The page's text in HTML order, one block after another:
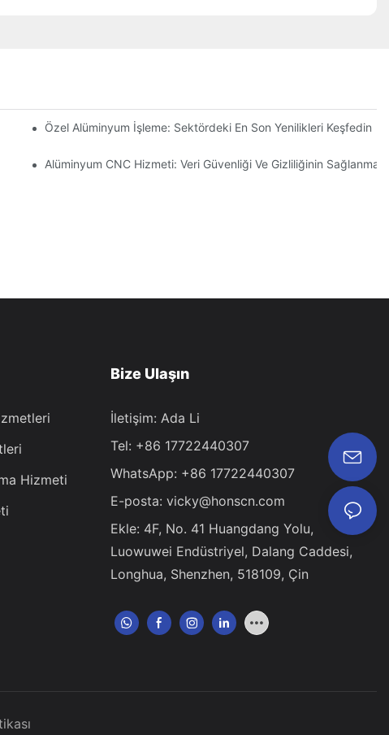
Özel Alüminyum İşleme: Sektördeki En Son Yenilikleri Keşfedin
Alüminyum CNC Hizmeti: Veri Güvenliği Ve Gizliliğinin Sağlanması
Hizmeti
Bize Ulaşın
İletişim: Ada Li
Tel: +86 17722440307
WhatsApp: +86 17722440307
E-posta: vicky@honscn.com
Ekle: 4F, ​​No. 41 Huangdang Yolu,
Luowuwei Endüstriyel, Dalang Caddesi,
Longhua, Shenzhen, 518109, Çin